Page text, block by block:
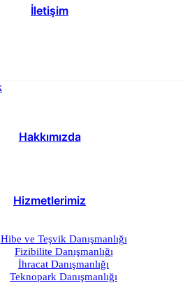
İletişim
Hakkımızda
Hizmetlerimiz
Hibe ve Teşvik Danışmanlığı
Fizibilite Danışmanlığı
İhracat Danışmanlığı
Teknopark Danışmanlığı